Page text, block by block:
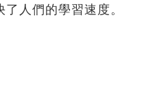
人們的學習速度。